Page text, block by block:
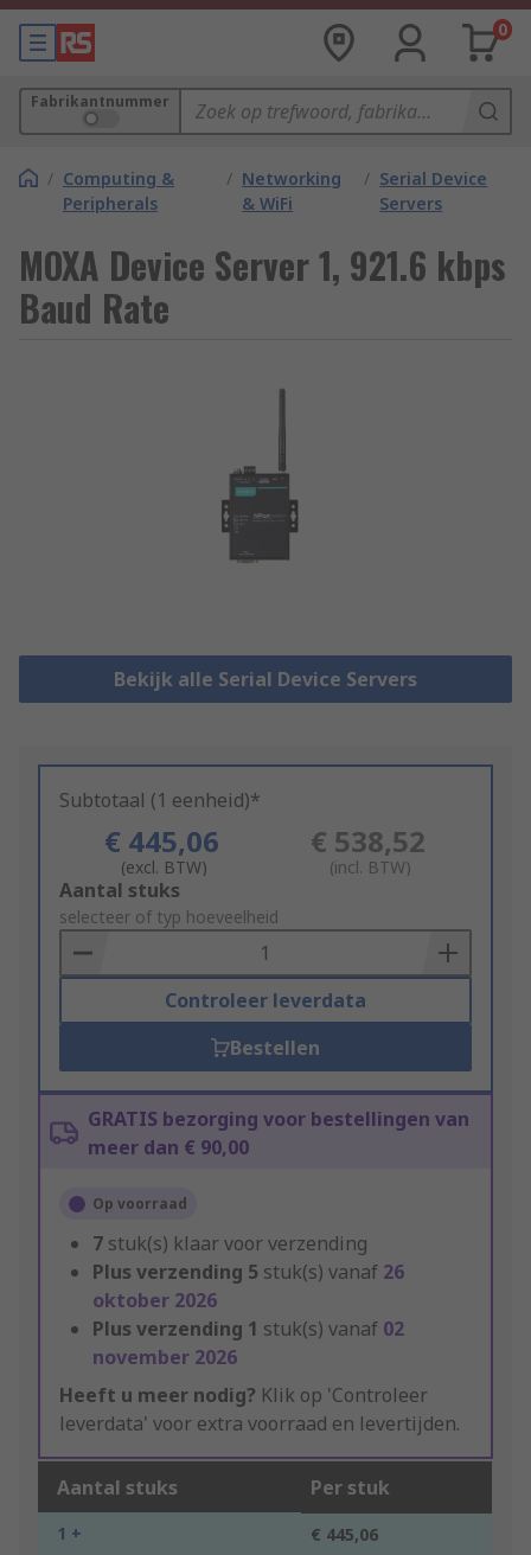
0
Fabrikantnummer
/ Computing &
Peripherals
/ Networking
& WiFi
/ Serial Device
Servers
MOXA Device Server 1, 921.6 kbps
Baud Rate
Bekijk alle Serial Device Servers
Subtotaal (1 eenheid)*
€ 445,06
(excl. BTW)
€ 538,52
(incl. BTW)
Add
to
Basket
Aantal stuks
selecteer of typ hoeveelheid
Controleer leverdata
Bestellen
GRATIS bezorging voor bestellingen van
meer dan € 90,00
Op voorraad
7 stuk(s) klaar voor verzending
Plus verzending 5 stuk(s) vanaf 26
oktober 2026
Plus verzending 1 stuk(s) vanaf 02
november 2026
Heeft u meer nodig? Klik op 'Controleer
leverdata' voor extra voorraad en levertijden.
Aantal stuks Per stuk
1 + € 445,06